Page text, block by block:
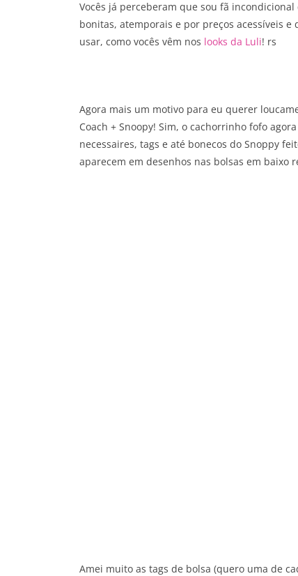
Vocês já perceberam que sou fã
bonitas, atemporais e por preços acessíveis
usar, como vocês vêm nos looks da Luli! rs
Agora mais um motivo para eu querer
Coach + Snoopy! Sim, o cachorrinho fofo
necessaires, tags e até bonecos do Snoppy
aparecem em desenhos nas bolsas em
Amei muito as tags de bolsa (quero uma de